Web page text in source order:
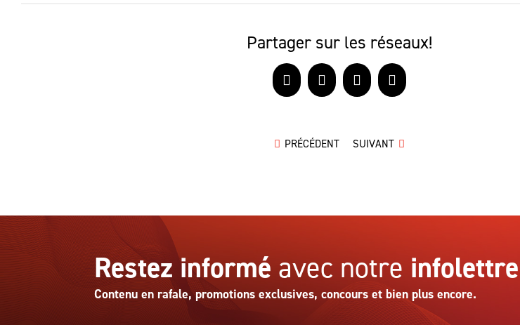
Partager sur les réseaux!
Facebook
X LinkedInCourriel
PRÉCÉDENT SUIVANT
Restez informé avec notre
Contenu en rafale, promotions exclusives, concours et bien plus encore.